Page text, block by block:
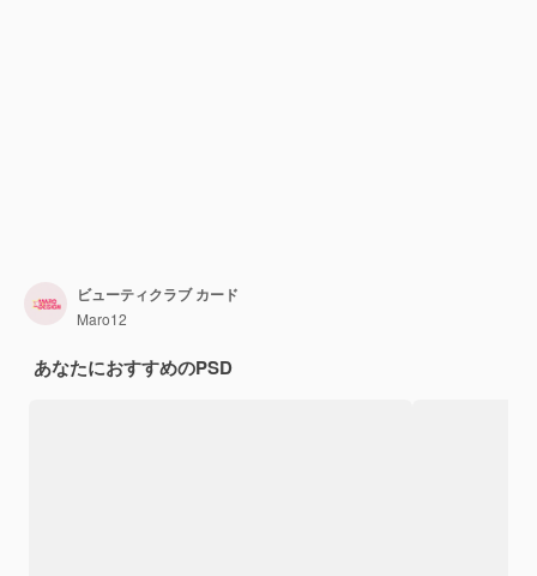
ビューティクラブ カード
Maro12
あなたにおすすめのPSD